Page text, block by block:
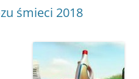
śmieci 2018